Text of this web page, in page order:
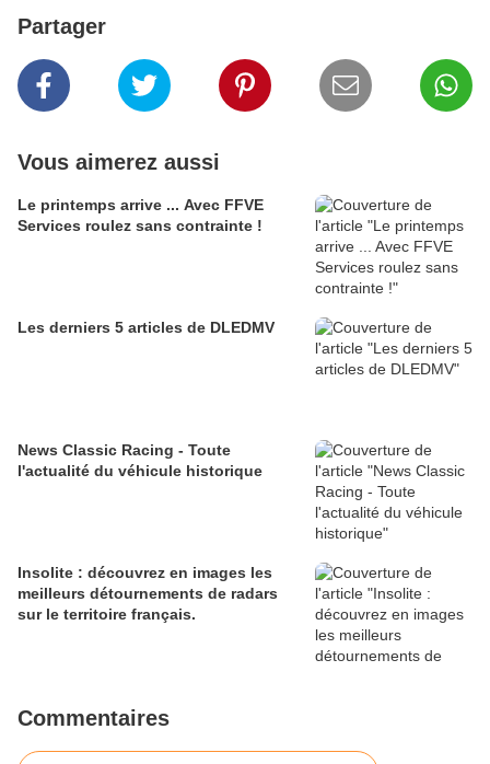
Partager
Vous aimerez aussi
Le printemps arrive ... Avec FFVE
Services roulez sans contrainte !
Les derniers 5 articles de DLEDMV
News Classic Racing - Toute
l'actualité du véhicule historique
Insolite : découvrez en images les
meilleurs détournements de radars
sur le territoire français.
Commentaires